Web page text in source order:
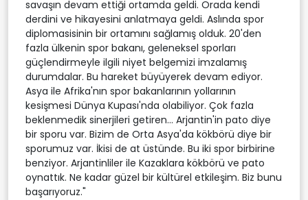
savaşın devam ettiği ortamda geldi. Orada kendi
derdini ve hikayesini anlatmaya geldi. Aslında spor
diplomasisinin bir ortamını sağlamış olduk. 20'den
fazla ülkenin spor bakanı, geleneksel sporları
güçlendirmeyle ilgili niyet belgemizi imzalamış
durumdalar. Bu hareket büyüyerek devam ediyor.
Asya ile Afrika'nın spor bakanlarının yollarının
kesişmesi Dünya Kupası'nda olabiliyor. Çok fazla
beklenmedik sinerjileri getiren... Arjantin'in pato diye
bir sporu var. Bizim de Orta Asya'da kökbörü diye bir
sporumuz var. İkisi de at üstünde. Bu iki spor birbirine
benziyor. Arjantinliler ile Kazaklara kökbörü ve pato
oynattık. Ne kadar güzel bir kültürel etkileşim. Biz bunu
başarıyoruz."